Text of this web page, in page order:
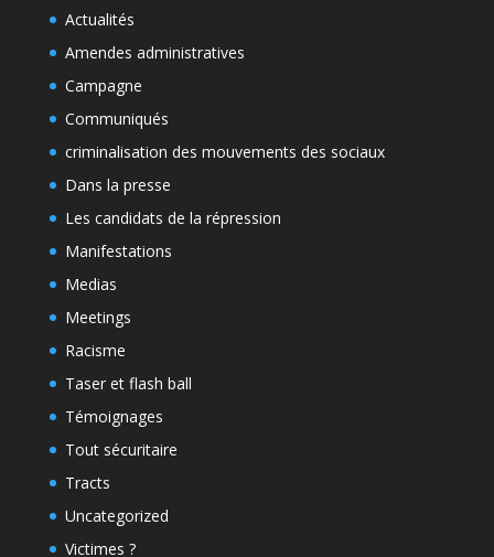
Actualités
Amendes administratives
Campagne
Communiqués
criminalisation des mouvements des sociaux
Dans la presse
Les candidats de la répression
Manifestations
Medias
Meetings
Racisme
Taser et flash ball
Témoignages
Tout sécuritaire
Tracts
Uncategorized
Victimes ?